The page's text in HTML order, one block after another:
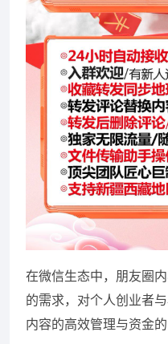
在微信生态中，朋友圈
的需求，对个人创业者
内容的高效管理与资金的